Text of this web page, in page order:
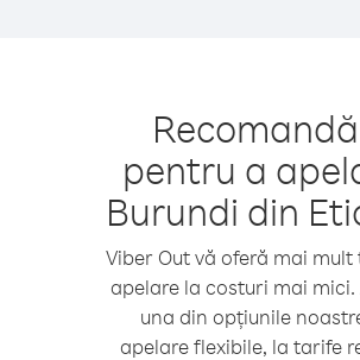
pentru a
Burundi din
Viber Out vă oferă mai mult
apelare la costuri mai mici.
una din opțiunile
apelare flexibile, la tarife